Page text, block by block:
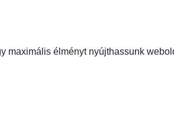
valamely azonosító, például
szociális azonosságára
kategóriái:
személyek egyedi
vonatkozó személyes adatok.
így különösen a személyes adatok
továbbítása, terjesztése vagy egyéb
maximális élményt nyújthassunk